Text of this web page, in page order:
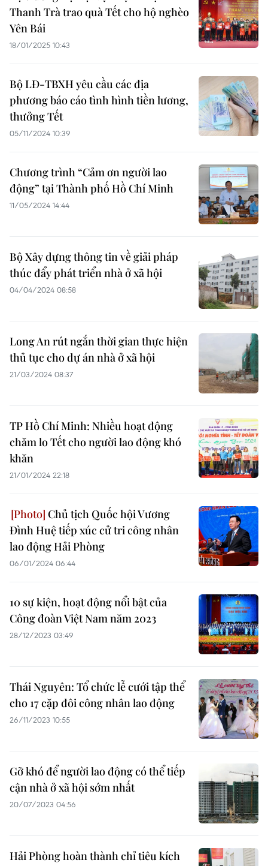
Thanh Trà trao quà Tết cho hộ nghèo
Yên Bái
18/01/2025 10:43
Bộ LĐ-TBXH yêu cầu các địa
phương báo cáo tình hình tiền lương,
thưởng Tết
05/11/2024 10:39
Chương trình “Cảm ơn người lao
động” tại Thành phố Hồ Chí Minh
11/05/2024 14:44
Bộ Xây dựng thông tin về giải pháp
thúc đẩy phát triển nhà ở xã hội
04/04/2024 08:58
Long An rút ngắn thời gian thực hiện
thủ tục cho dự án nhà ở xã hội
21/03/2024 08:37
TP Hồ Chí Minh: Nhiều hoạt động
chăm lo Tết cho người lao động khó
khăn
21/01/2024 22:18
Chủ tịch Quốc hội Vương
Đình Huệ tiếp xúc cử tri công nhân
lao động Hải Phòng
06/01/2024 06:44
10 sự kiện, hoạt động nổi bật của
Công đoàn Việt Nam năm 2023
28/12/2023 03:49
Thái Nguyên: Tổ chức lễ cưới tập thể
cho 17 cặp đôi công nhân lao động
26/11/2023 10:55
Gỡ khó để người lao động có thể tiếp
cận nhà ở xã hội sớm nhất
20/07/2023 04:56
Hải Phòng hoàn thành chỉ tiêu kích